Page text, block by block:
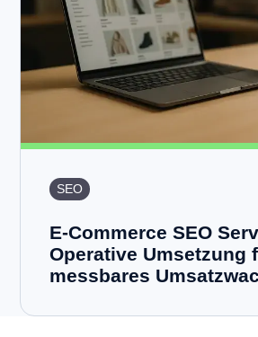
SEO
E-Commerce SEO
Operative Umsetzung
messbares